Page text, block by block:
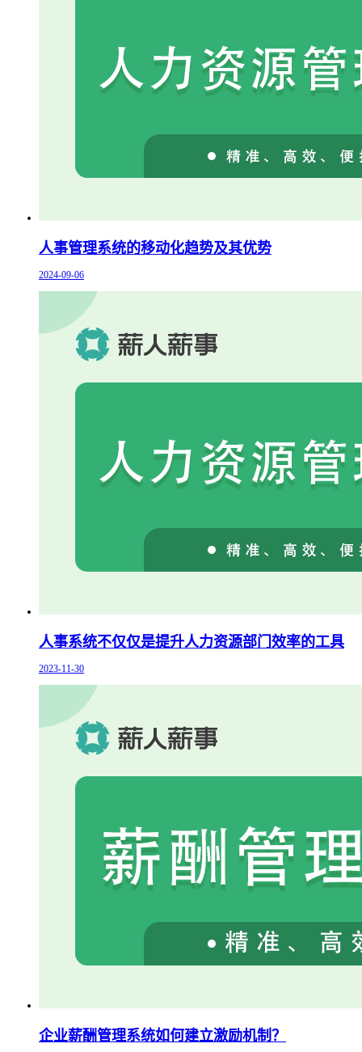
人事管理系统的移动化趋势及其优势
2024-09-06
人事系统不仅仅是提升人力资源部门效率的工具
2023-11-30
企业薪酬管理系统如何建立激励机制？